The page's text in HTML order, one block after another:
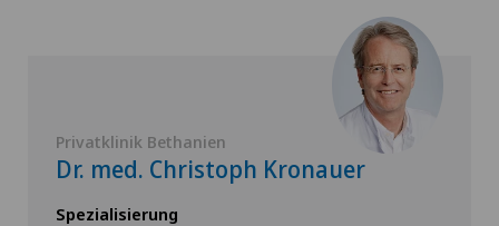
Privatklinik Bethanien
Dr. med. Christoph Kronauer
Spezialisierung